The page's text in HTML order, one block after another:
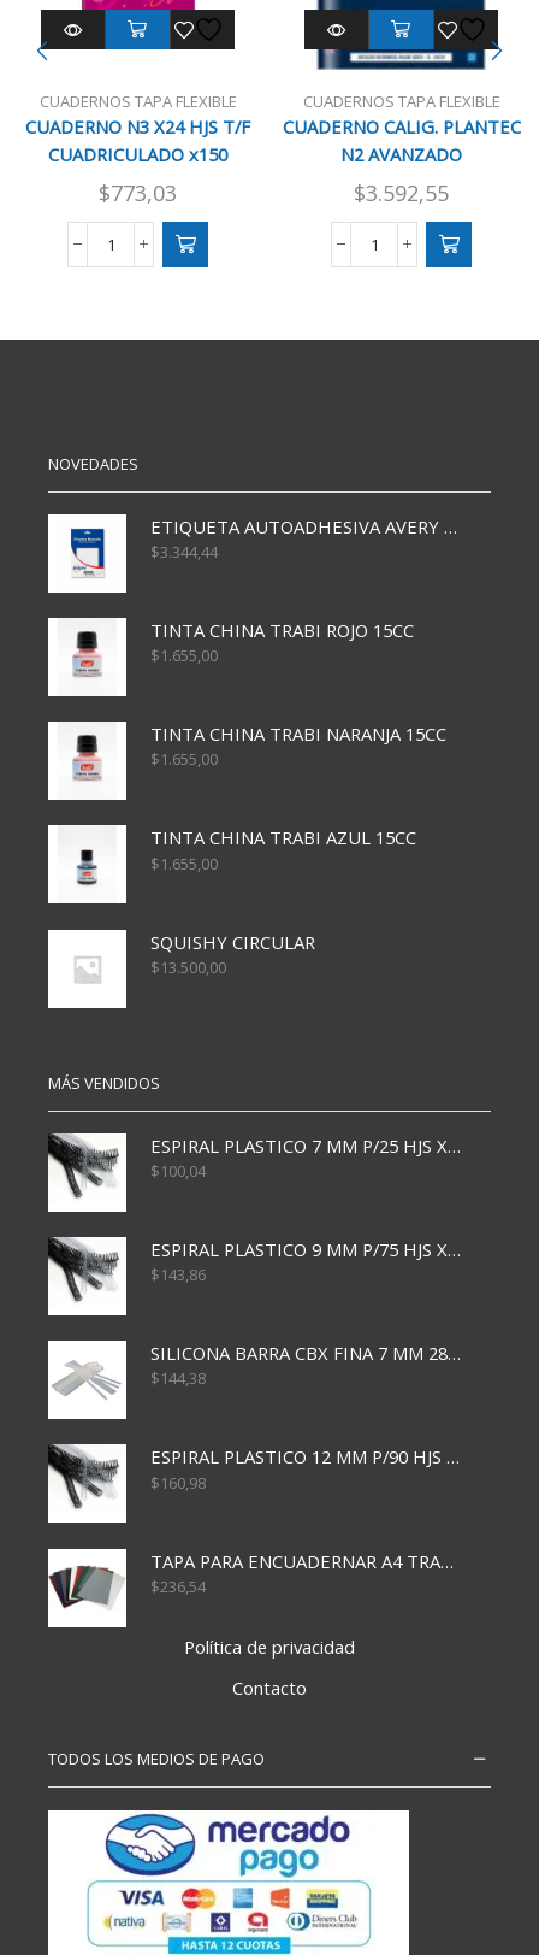
CUADERNOS TAPA FLEXIBLE
CUADERNO N3 X24 HJS T/F
CUADRICULADO x150
$773,03
CUADERNO
T/F
CUADERNOS TAPA FLEXIBLE
CUADERNO CALIG. PLANTEC
N2 AVANZADO
$3.592,55
CUADERNO
AVANZADO
NOVEDADES
ETIQUETA AUTOADHESIVA AVERY 3026 30H 20 X 70
$3.344,44
TINTA CHINA TRABI ROJO 15CC
$1.655,00
TINTA CHINA TRABI NARANJA 15CC
$1.655,00
TINTA CHINA TRABI AZUL 15CC
$1.655,00
SQUISHY CIRCULAR
$13.500,00
MÁS VENDIDOS
ESPIRAL PLASTICO 7 MM P/25 HJS X50x3000
$100,04
ESPIRAL PLASTICO 9 MM P/75 HJS X50X2400
$143,86
SILICONA BARRA CBX FINA 7 MM 28 CM
$144,38
ESPIRAL PLASTICO 12 MM P/90 HJS X50X1500
$160,98
TAPA PARA ENCUADERNAR A4 TRANSP x50x500
$236,54
Política de privacidad
Contacto
TODOS LOS MEDIOS DE PAGO